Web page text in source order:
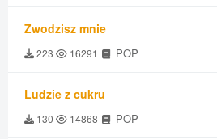
Zwodzisz mnie
223 16291 POP
Ludzie z cukru
130 14868 POP